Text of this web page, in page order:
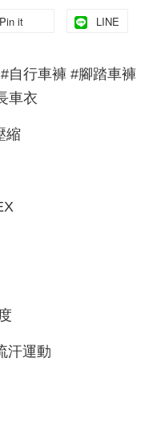
Pin it LINE
自行車褲 #腳踏車褲
車衣
縮
汗運動